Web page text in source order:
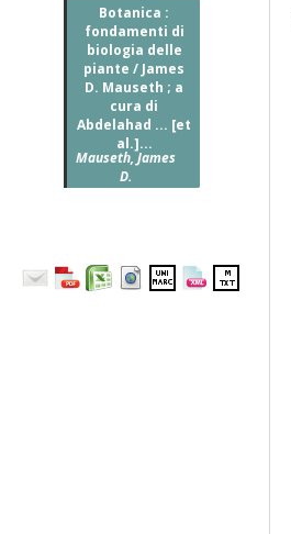
Botanica :
fondamenti di
biologia delle
piante / James
D. Mauseth ; a
cura di
Abdelahad ... [et
al.]...
Mauseth, James
D.